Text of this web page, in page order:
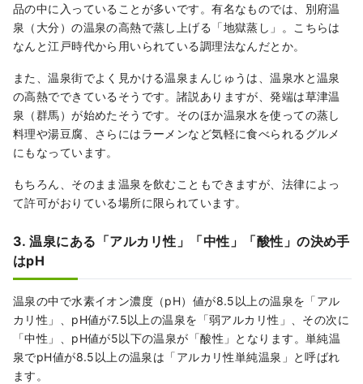
品の中に入っていることが多いです。有名なものでは、別府温
泉（大分）の温泉の高熱で蒸し上げる「地獄蒸し」。こちらは
なんと江戸時代から用いられている調理法なんだとか。
また、温泉街でよく見かける温泉まんじゅうは、温泉水と温泉
の高熱でできているそうです。諸説ありますが、発端は草津温
泉（群馬）が始めたそうです。そのほか温泉水を使っての蒸し
料理や湯豆腐、さらにはラーメンなど気軽に食べられるグルメ
にもなっています。
もちろん、そのまま温泉を飲むこともできますが、法律によっ
て許可がおりている場所に限られています。
3. 温泉にある「アルカリ性」「中性」「酸性」の決め手
はpH
温泉の中で水素イオン濃度（pH）値が8.5以上の温泉を「アル
カリ性」、pH値が7.5以上の温泉を「弱アルカリ性」、その次に
「中性」、pH値が5以下の温泉が「酸性」となります。単純温
泉でpH値が8.5以上の温泉は「アルカリ性単純温泉」と呼ばれ
ます。